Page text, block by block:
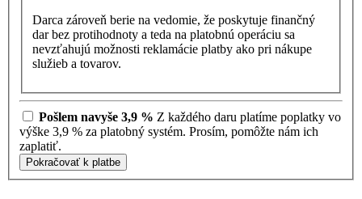
Darca zároveň berie na vedomie, že poskytuje finančný
dar bez protihodnoty a teda na platobnú operáciu sa
nevzťahujú možnosti reklamácie platby ako pri nákupe
služieb a tovarov.
Pošlem navyše 3,9 % Z každého daru platíme poplatky vo
výške 3,9 % za platobný systém. Prosím, pomôžte nám ich
zaplatiť.
Pokračovať k platbe